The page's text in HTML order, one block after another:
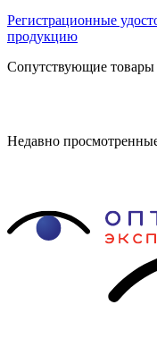
Регистрационные
продукцию
Сопутствующие товары
Недавно